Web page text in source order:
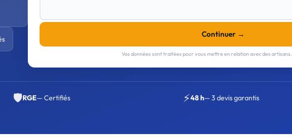
Continuer →
Vos données sont traitées pour vous mettre en relation avec des artisans.
🛡️RGE— Certifiés ⚡48 h— 3 devis garantis